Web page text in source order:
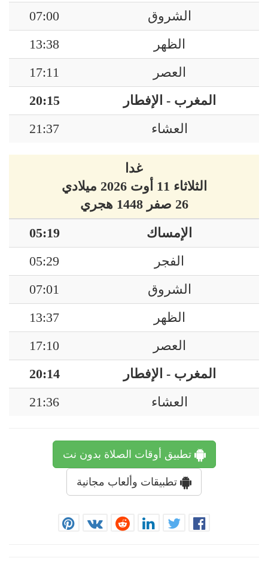
الشروق
07:00
الظهر
13:38
العصر
17:11
المغرب - الإفطار
20:15
العشاء
21:37
غدا
الثلاثاء 11 أوت 2026 ميلادي
26 صفر 1448 هجري
الإمساك
05:19
الفجر
05:29
الشروق
07:01
الظهر
13:37
العصر
17:10
المغرب - الإفطار
20:14
العشاء
21:36
تطبيق أوقات الصلاة بدون نت
تطبيقات وألعاب مجانية